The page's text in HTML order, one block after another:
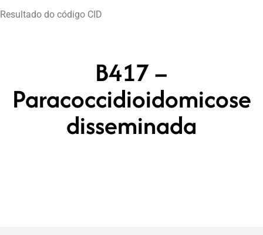
Resultado do código CID
B417 –
Paracoccidioidomicose
disseminada